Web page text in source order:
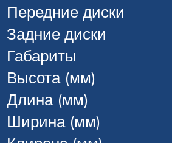
Передние диски
Задние диски
Габариты
Высота (мм)
Длина (мм)
Ширина (мм)